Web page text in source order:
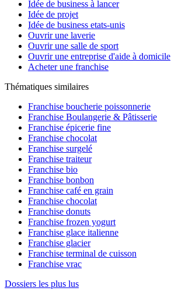
Idée de business à lancer
Idée de projet
Idée de business etats-unis
Ouvrir une laverie
Ouvrir une salle de sport
Ouvrir une entreprise d'aide à domicile
Acheter une franchise
Thématiques similaires
Franchise boucherie poissonnerie
Franchise Boulangerie & Pâtisserie
Franchise épicerie fine
Franchise chocolat
Franchise surgelé
Franchise traiteur
Franchise bio
Franchise bonbon
Franchise café en grain
Franchise chocolat
Franchise donuts
Franchise frozen yogurt
Franchise glace italienne
Franchise glacier
Franchise terminal de cuisson
Franchise vrac
Dossiers les plus lus